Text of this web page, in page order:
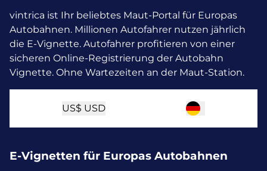
vintrica ist Ihr beliebtes Maut-Portal für Europas
Autobahnen. Millionen Autofahrer nutzen jährlich
die E-Vignette. Autofahrer profitieren von einer
sicheren Online-Registrierung der Autobahn
Vignette. Ohne Wartezeiten an der Maut-Station.
US$ USD
E-Vignetten für Europas Autobahnen